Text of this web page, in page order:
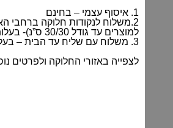
1. איסוף עצמי – בחינם
2.משלוח לנקודות חלוקה ברחבי
למוצרים עד גודל 30/30 ס”נ)- בעלות 22₪
3. משלוח עם שליח עד הבית – בעלות 35₪
לצפייה באזורי החלוקה ולפרטים